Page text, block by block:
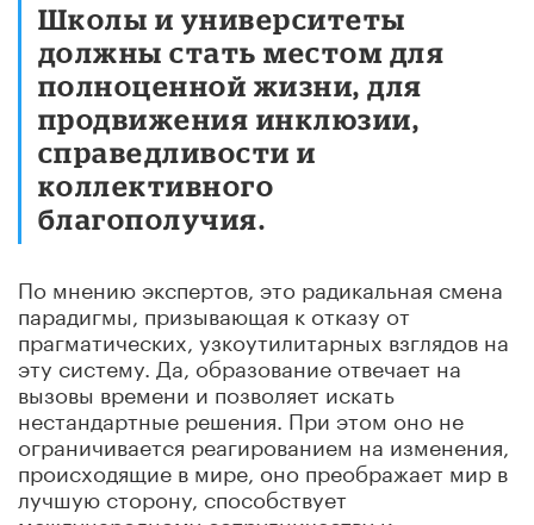
Школы и университеты
должны стать местом для
полноценной жизни, для
продвижения инклюзии,
справедливости и
коллективного
благополучия.
По мнению экспертов, это радикальная смена
парадигмы, призывающая к отказу от
прагматических, узкоутилитарных взглядов на
эту систему. Да, образование отвечает на
вызовы времени и позволяет искать
нестандартные решения. При этом оно не
ограничивается реагированием на изменения,
происходящие в мире, оно преображает мир в
лучшую сторону, способствует